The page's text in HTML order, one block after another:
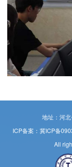
地址：河
ICP备案：冀ICP备
All